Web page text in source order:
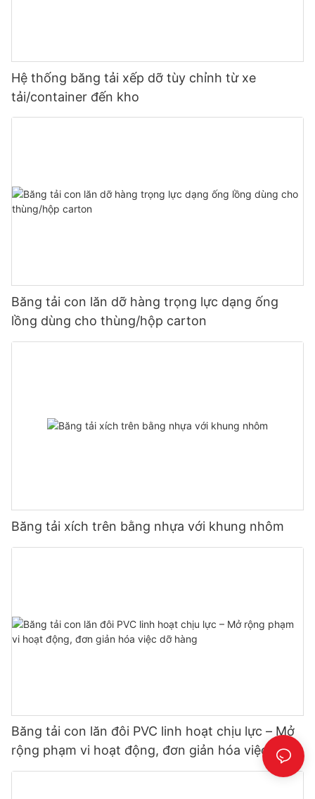
Hệ thống băng tải xếp dỡ tùy chỉnh từ xe
tải/container đến kho
Băng tải con lăn dỡ hàng trọng lực dạng ống
lồng dùng cho thùng/hộp carton
Băng tải xích trên bằng nhựa với khung nhôm
Băng tải con lăn đôi PVC linh hoạt chịu lực – Mở
rộng phạm vi hoạt động, đơn giản hóa việc dỡ
hàng